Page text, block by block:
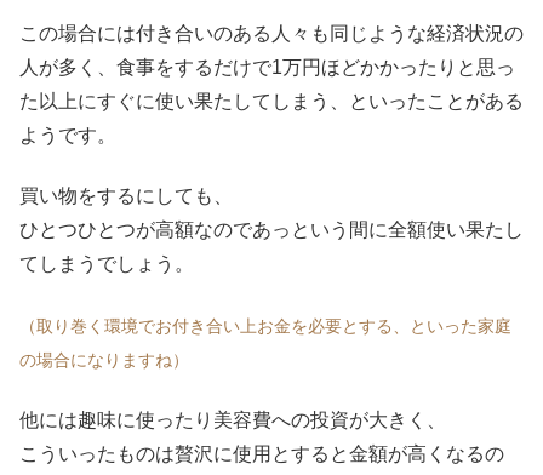
この場合には付き合いのある人々も同じような経済状況の
人が多く、食事をするだけで1万円ほどかかったりと思っ
た以上にすぐに使い果たしてしまう、といったことがある
ようです。
買い物をするにしても、
ひとつひとつが高額なのであっという間に全額使い果たし
てしまうでしょう。
（取り巻く環境でお付き合い上お金を必要とする、といった家庭
の場合になりますね）
他には趣味に使ったり美容費への投資が大きく、
こういったものは贅沢に使用とすると金額が高くなるの